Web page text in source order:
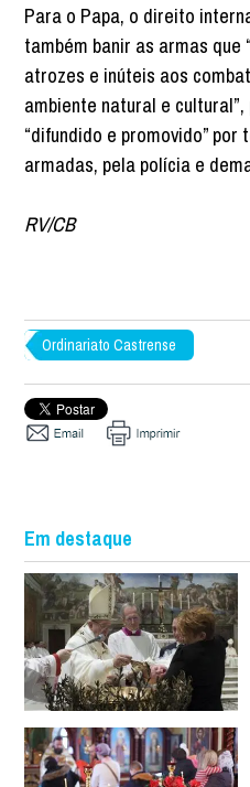
Para o Papa, o direito
também banir as armas que
atrozes e inúteis aos
ambiente natural e
“difundido e promovido”
armadas, pela polícia e
RV/CB
Ordinariato Castrense
Em destaque